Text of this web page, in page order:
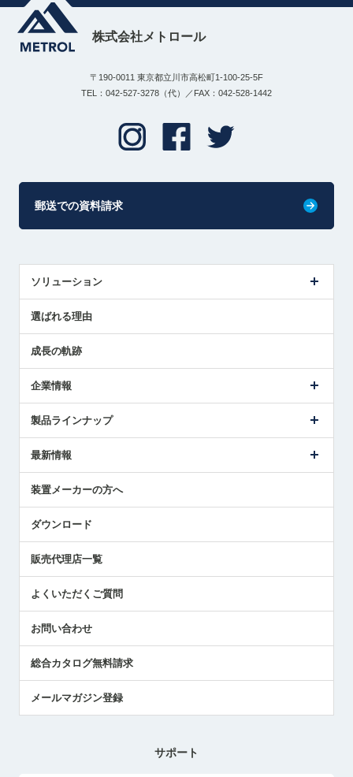
株式会社メトロール
〒190-0011 東京都立川市高松町1-100-25-5F
TEL：042-527-3278（代）／FAX：042-528-1442
郵送での資料請求
ソリューション
解決策提案
選ばれる理由
成長の軌跡
企業情報
ごあいさつ
受賞履歴
採用情報
国/地域/言語
製品ラインナップ
ツールセッタ製品
エアマイクロセンサ製品
最新情報
メトロールの技術
社員ブログ
中小企業のBCP地震対策
センサのテクニカルガイド
社長ブログ
装置メーカーの方へ
ダウンロード
販売代理店一覧
よくいただくご質問
お問い合わせ
総合カタログ無料請求
メールマガジン登録
サポート